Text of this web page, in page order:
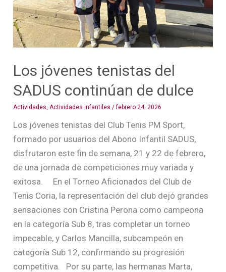
Los jóvenes tenistas del
SADUS continúan de dulce
Actividades Actividades infantiles /febrero 24, 2026
Los jóvenes tenistas del Club Tenis PM Sport,
formado por usuarios del Abono Infantil SADUS,
disfrutaron este fin de semana, 21 y 22 de febrero,
de una jornada de competiciones muy variada y
exitosa. En el Torneo Aficionados del Club de
Tenis Coria, la representación del club dejó grandes
sensaciones con Cristina Perona como campeona
en la categoría Sub 8, tras completar un torneo
impecable, y Carlos Mancilla, subcampeón en
categoría Sub 12, confirmando su progresión
competitiva. Por su parte, las hermanas Marta,
de
dulce